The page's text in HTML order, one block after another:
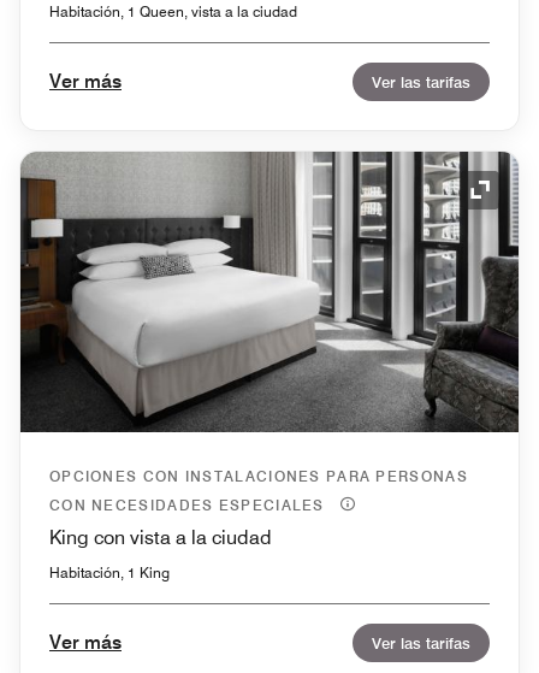
Habitación, 1 Queen, vista a la ciudad
Ver más Ver las tarifas
Icono
OPCIONES CON INSTALACIONES PARA PERSONAS
CON NECESIDADES ESPECIALES
King con vista a la ciudad
Habitación, 1 King
Ver más Ver las tarifas